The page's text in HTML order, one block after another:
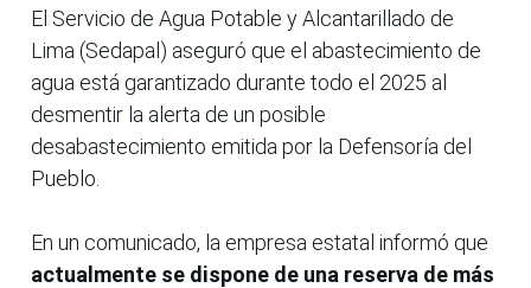
El Servicio de Agua Potable y Alcantarillado de
Lima (Sedapal) aseguró que el abastecimiento de
agua está garantizado durante todo el 2025 al
desmentir la alerta de un posible
desabastecimiento emitida por la Defensoría del
Pueblo.
En un comunicado, la empresa estatal informó que
actualmente se dispone de una reserva de más